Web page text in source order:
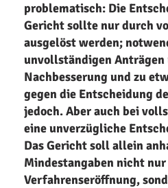
problematisch: Die
Gericht sollte nur durch
ausgelöst werden;
unvollständigen Anträgen
Nachbesserung und zu
gegen die Entscheidung
jedoch. Aber auch bei
eine unverzügliche
Das Gericht soll allein
Mindestangaben nicht
Verfahrenseröffnung,